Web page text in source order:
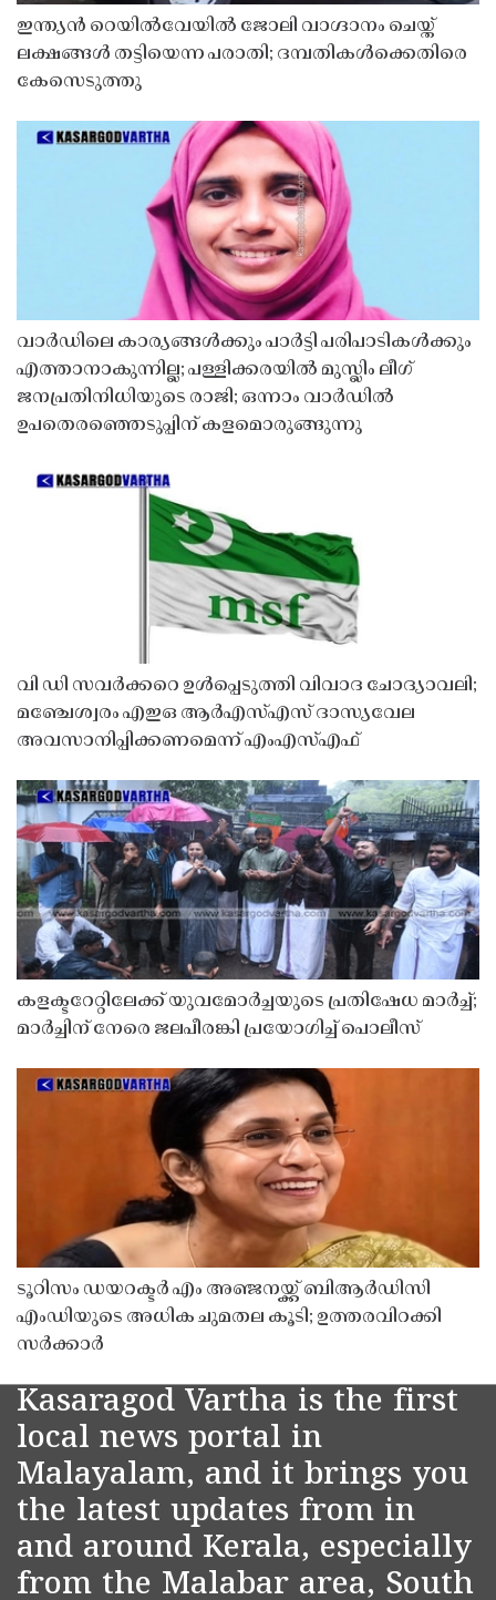
ഇന്ത്യൻ റെയിൽവേയിൽ ജോലി വാഗ്ദാനം ചെയ്ത്
ലക്ഷങ്ങൾ തട്ടിയെന്ന പരാതി; ദമ്പതികൾക്കെതിരെ
കേസെടുത്തു
വാർഡിലെ കാര്യങ്ങൾക്കും പാർട്ടി പരിപാടികൾക്കും
എത്താനാകുന്നില്ല; പള്ളിക്കരയിൽ മുസ്ലിം ലീഗ്
ജനപ്രതിനിധിയുടെ രാജി; ഒന്നാം വാർഡിൽ
ഉപതെരഞ്ഞെടുപ്പിന് കളമൊരുങ്ങുന്നു
വി ഡി സവർക്കറെ ഉൾപ്പെടുത്തി വിവാദ ചോദ്യാവലി;
മഞ്ചേശ്വരം എഇഒ ആർഎസ്എസ് ദാസ്യവേല
അവസാനിപ്പിക്കണമെന്ന് എംഎസ്എഫ്
കളക്ടറേറ്റിലേക്ക് യുവമോർച്ചയുടെ പ്രതിഷേധ മാർച്ച്;
മാർച്ചിന് നേരെ ജലപീരങ്കി പ്രയോഗിച്ച് പൊലീസ്
ടൂറിസം ഡയറക്ടർ എം അഞ്ജനയ്ക്ക് ബിആർഡിസി
എംഡിയുടെ അധിക ചുമതല കൂടി; ഉത്തരവിറക്കി
സർക്കാർ
Kasaragod Vartha is the first
local news portal in
Malayalam, and it brings you
the latest updates from in
and around Kerala, especially
from the Malabar area, South